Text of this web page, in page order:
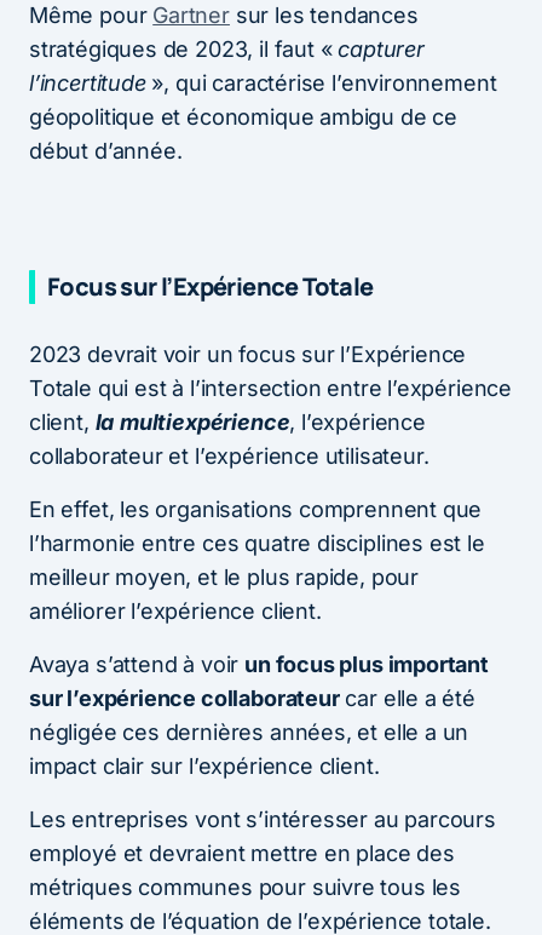
Même pour Gartnersur les tendances
stratégiques de 2023, il faut «capturer
l’incertitude», qui caractérise l’environnement
géopolitique et économique ambigu de ce
début d’année.
Focus sur l’Expérience Totale
2023 devrait voir un focus sur l’Expérience
Totale qui est à l’intersection entre l’expérience
client, la multiexpérience, l’expérience
collaborateur et l’expérience utilisateur.
En effet, les organisations comprennent que
l’harmonie entre ces quatre disciplines est le
meilleur moyen, et le plus rapide, pour
améliorer l’expérience client.
Avaya s’attend à voir un focus plus important
sur l’expérience collaborateurcar elle a été
négligée ces dernières années, et elle a un
impact clair sur l’expérience client.
Les entreprises vont s’intéresser au parcours
employé et devraient mettre en place des
métriques communes pour suivre tous les
éléments de l’équation de l’expérience totale.